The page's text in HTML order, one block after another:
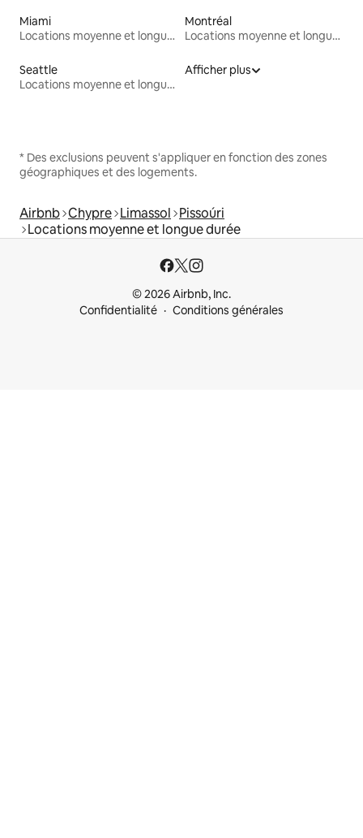
Miami
Locations moyenne et longue durée
Montréal
Locations moyenne et longue durée
Seattle
Locations moyenne et longue durée
Afficher plus
* Des exclusions peuvent s'appliquer en fonction des zones
géographiques et des logements.
Airbnb Chypre Limassol Pissoúri
Locations moyenne et longue durée
© 2026 Airbnb, Inc.
Confidentialité
Conditions générales